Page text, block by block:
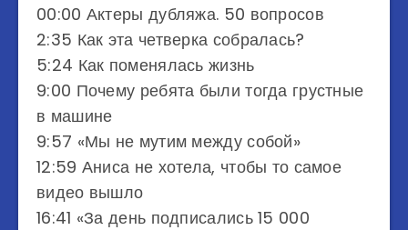
00:00​ Актеры дубляжа. 50 вопросов
2:35​ Как эта четверка собралась?
5:24​ Как поменялась жизнь
9:00​ Почему ребята были тогда грустные
в машине
9:57​ «Мы не мутим между собой»
12:59​ Аниса не хотела, чтобы то самое
видео вышло
16:41​ «За день подписались 15 000